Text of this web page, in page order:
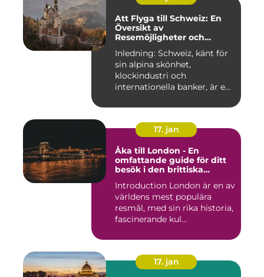
Att Flyga till Schweiz: En
Översikt av
Resemöjligheter och
Nackdelar
Inledning: Schweiz, känt för
sin alpina skönhet,
klockindustri och
internationella banker, är en
17. jan
Åka till London - En
omfattande guide för ditt
besök i den brittiska
Introduction London är en av
världens mest populära
resmål, med sin rika historia,
fascinerande kul...
17. jan